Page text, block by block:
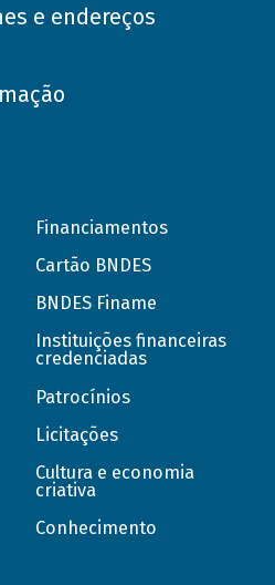
e endereços
Financiamentos
Cartão BNDES
BNDES Finame
Instituições financeiras
credenciadas
Patrocínios
Licitações
Cultura e economia
criativa
Conhecimento